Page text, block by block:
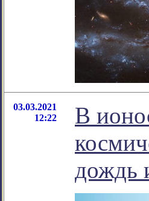
03.03.2021
12:22
В
дождь